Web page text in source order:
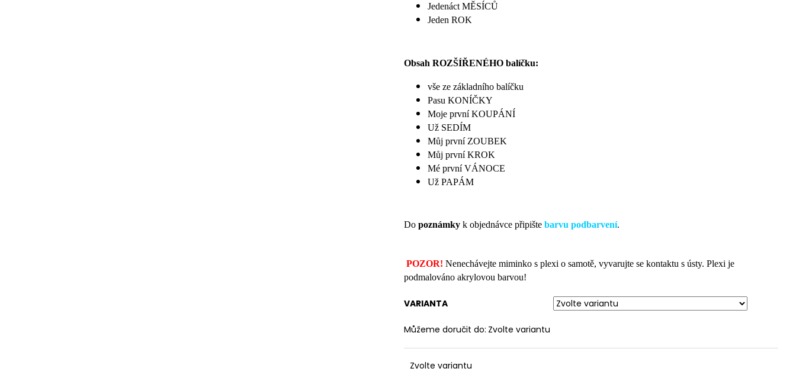
Jedenáct MĚSÍCŮ
Jeden ROK
Obsah ROZŠÍŘENÉHO balíčku:
vše ze základního balíčku
Pasu KONÍČKY
Moje první KOUPÁNÍ
Už SEDÍM
Můj první ZOUBEK
Můj první KROK
Mé první VÁNOCE
Už PAPÁM
Do poznámky k objednávce připište barvu podbarvení.
POZOR! Nenechávejte miminko s plexi o samotě, vyvarujte se kontaktu s ústy. Plexi je
podmalováno akrylovou barvou!
VARIANTA
Můžeme doručit do: Zvolte variantu
Zvolte variantu